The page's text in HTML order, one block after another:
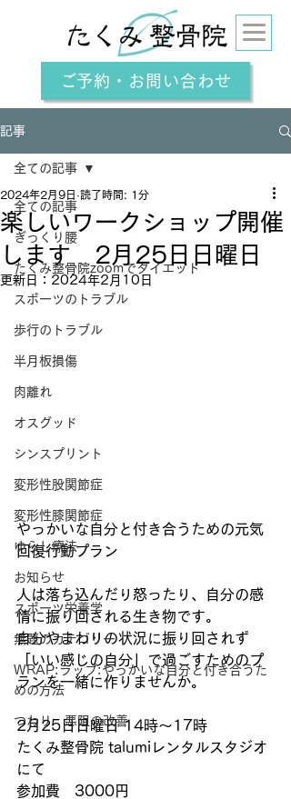
ご予約・お問い合わせ
記事
全ての記事
ぎっくり腰
たくみ整骨院zoomでダイエット
スポーツのトラブル
歩行のトラブル
半月板損傷
肉離れ
オスグッド
シンスプリント
変形性股関節症
変形性膝関節症
ゆらし療法
お知らせ
スポーツ栄養学
無題のカテゴリー
WRAP:ラップ:やっかいな自分と付き合うた
めの方法
つわり 悪阻の改善
全ての記事
楽しいワークショップ開催
します 2月25日日曜日
2024年2月9日 読了時間: 1分
更新日： 2024年2月10日
やっかいな自分と付き合うための元気
回復行動プラン
人は落ち込んだり怒ったり、自分の感
情に振り回される生き物です。
自分やまわりの状況に振り回されず
「いい感じの自分」で過ごすためのプ
ランを一緒に作りませんか。
2月25日日曜日 14時〜17時
たくみ整骨院 talumiレンタルスタジオ
にて
参加費　3000円